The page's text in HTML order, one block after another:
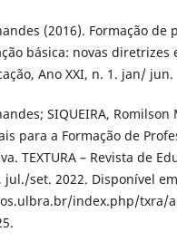
(2016). Formação de
básica: novas diretrizes
Ano XXI, n. 1. jan/ jun.
SIQUEIRA,
para a Formação de
TEXTURA – Revista de
jul./set. 2022. Disponível
index.php/txra/